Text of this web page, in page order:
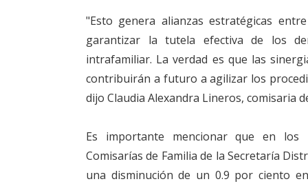
"Esto genera alianzas estratégicas
garantizar la tutela efectiva de los
intrafamiliar. La verdad es que las
contribuirán a futuro a agilizar los
dijo Claudia Alexandra Lineros, comisaria
Es importante mencionar que en
Comisarías de Familia de la Secretaría
una disminución de un 0.9 por ciento